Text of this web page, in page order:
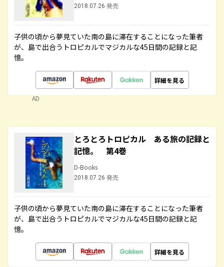
2018.07.26 発売
子供の頃から夢見ていた南の島に滞在することになった筆者
が、島で出合うトロピカルでマジカルな45日間の記録と記
憶。
詳細を見る
AD
とろとろトロピカル ある旅の記録と
記憶。 第4巻
D-Books
2018.07.26 発売
子供の頃から夢見ていた南の島に滞在することになった筆者
が、島で出合うトロピカルでマジカルな45日間の記録と記
憶。
詳細を見る